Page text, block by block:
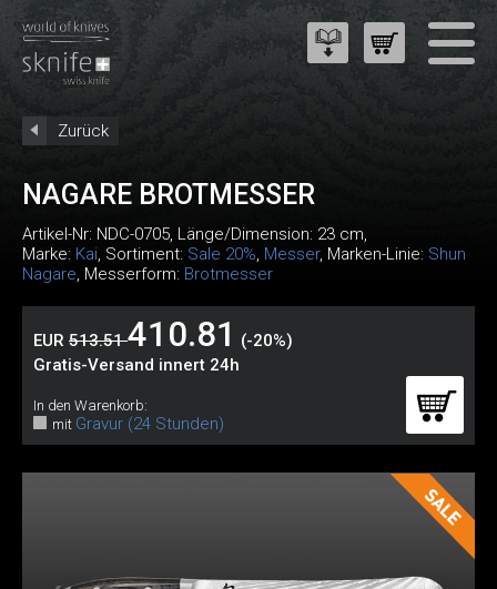
Zurück
NAGARE BROTMESSER
Artikel-Nr: NDC-0705, Länge/Dimension: 23 cm,
Marke: Kai, Sortiment: Sale 20%, Messer, Marken-Linie: Shun
Nagare, Messerform: Brotmesser
EUR 513.51410.81
(-20%)
Gratis-Versand innert 24h
In den Warenkorb:
mit Gravur (24 Stunden)